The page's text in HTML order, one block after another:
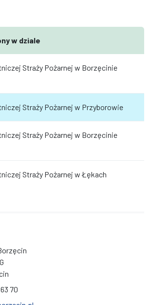
w dziale
Straży Pożarnej w Borzęcinie
Straży Pożarnej w Przyborowie
Straży Pożarnej w Borzęcinie
Straży Pożarnej w Łękach
70